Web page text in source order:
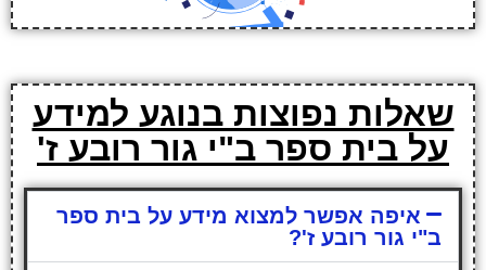
שאלות נפוצות בנוגע למידע
על בית ספר ב"י גור רובע ז'
איפה אפשר למצוא מידע על בית ספר
ב"י גור רובע ז'?